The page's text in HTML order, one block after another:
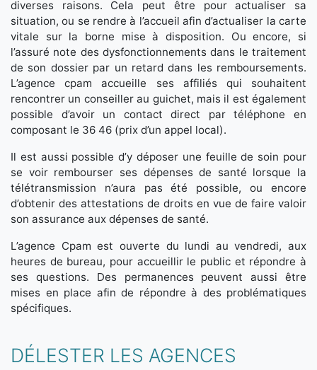
diverses raisons. Cela peut être pour actualiser sa
situation, ou se rendre à l’accueil afin d’actualiser la carte
vitale sur la borne mise à disposition. Ou encore, si
l’assuré note des dysfonctionnements dans le traitement
de son dossier par un retard dans les remboursements.
L’agence cpam accueille ses affiliés qui souhaitent
rencontrer un conseiller au guichet, mais il est également
possible d’avoir un contact direct par téléphone en
composant le 36 46 (prix d’un appel local).
Il est aussi possible d’y déposer une feuille de soin pour
se voir rembourser ses dépenses de santé lorsque la
télétransmission n’aura pas été possible, ou encore
d’obtenir des attestations de droits en vue de faire valoir
son assurance aux dépenses de santé.
L’agence Cpam est ouverte du lundi au vendredi, aux
heures de bureau, pour accueillir le public et répondre à
ses questions. Des permanences peuvent aussi être
mises en place afin de répondre à des problématiques
spécifiques.
DÉLESTER LES AGENCES